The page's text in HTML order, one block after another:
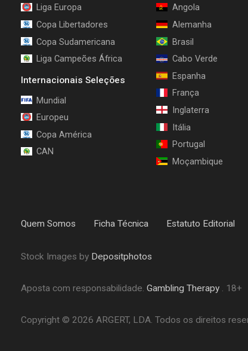
Liga Europa
Copa Libertadores
Copa Sudamericana
Liga Campeões África
Internacionais Seleções
Mundial
Europeu
Copa América
CAN
Angola
Alemanha
Brasil
Cabo Verde
Espanha
França
Inglaterra
Itália
Portugal
Moçambique
Quem Somos Ficha Técnica Estatuto Editorial
Stock Images by Depositphotos
Aposta com responsabilidade. Gambling Therapy. 18+
Copyright © 2026 ARGERT, LDA. Todos os direitos